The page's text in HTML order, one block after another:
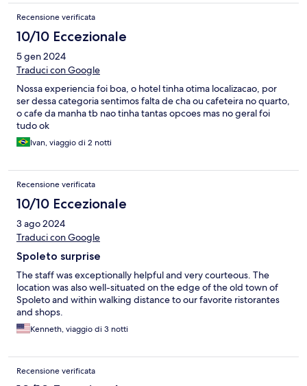
Recensione verificata
10/10 Eccezionale
5 gen 2024
Traduci con Google
Nossa experiencia foi boa, o hotel tinha otima localizacao, por
ser dessa categoria sentimos falta de cha ou cafeteira no quarto,
o cafe da manha tb nao tinha tantas opcoes mas no geral foi
tudo ok
Ivan, viaggio di 2 notti
Recensione verificata
10/10 Eccezionale
3 ago 2024
Traduci con Google
Spoleto surprise
The staff was exceptionally helpful and very courteous. The
location was also well-situated on the edge of the old town of
Spoleto and within walking distance to our favorite ristorantes
and shops.
Kenneth, viaggio di 3 notti
Recensione verificata